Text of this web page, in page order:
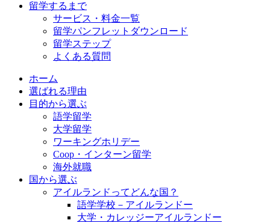
留学するまで
サービス・料金一覧
留学パンフレットダウンロード
留学ステップ
よくある質問
ホーム
選ばれる理由
目的から選ぶ
語学留学
大学留学
ワーキングホリデー
Coop・インターン留学
海外就職
国から選ぶ
アイルランドってどんな国？
語学学校－アイルランドー
大学・カレッジーアイルランドー